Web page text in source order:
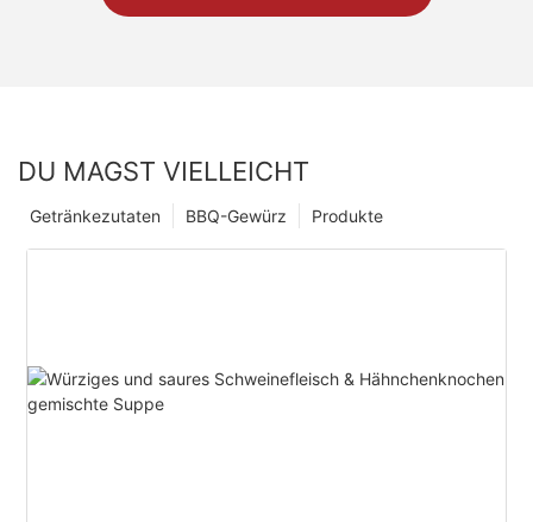
DU MAGST VIELLEICHT
Produkte
BBQ-Gewürz
Getränkezutaten